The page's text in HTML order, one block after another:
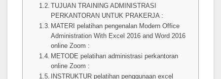
TUJUAN TRAINING ADMINISTRASI
PERKANTORAN UNTUK PRAKERJA :
MATERI pelatihan pengenalan Modern Office
Administration With Excel 2016 and Word 2016
online Zoom :
METODE pelatihan administrasi perkantoran
online Zoom :
INSTRUKTUR pelatihan penggunaan excel